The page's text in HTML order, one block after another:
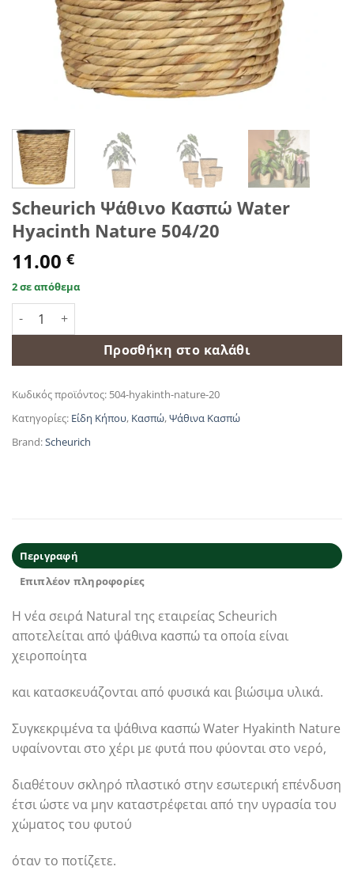
Scheurich Ψάθινο Κασπώ Water
Hyacinth Nature 504/20
11.00 €
2 σε απόθεμα
Scheurich Ψάθινο Κασπώ Water Hyacinth Nature 504/20
Προσθήκη στο καλάθι
Κωδικός προϊόντος: 504-hyakinth-nature-20
Κατηγορίες: Είδη Κήπου, Κασπώ,Ψάθινα Κασπώ
Brand:Scheurich
Περιγραφή
Επιπλέον πληροφορίες
Η νέα σειρά Natural της εταιρείας Scheurich
αποτελείται από ψάθινα κασπώ τα οποία είναι
χειροποίητα
και κατασκευάζονται από φυσικά και βιώσιμα υλικά.
Συγκεκριμένα τα ψάθινα κασπώ Water Hyakinth Nature
υφαίνονται στο χέρι με φυτά που φύονται στο νερό,
διαθέτουν σκληρό πλαστικό στην εσωτερική επένδυση
έτσι ώστε να μην καταστρέφεται από την υγρασία του
χώματος του φυτού
όταν το ποτίζετε.